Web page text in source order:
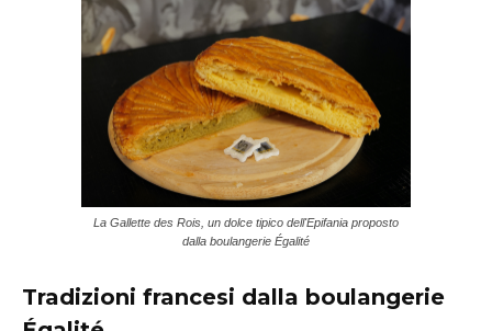
La Gallette des Rois, un dolce tipico dell'Epifania proposto
dalla boulangerie Égalité
Tradizioni francesi dalla boulangerie